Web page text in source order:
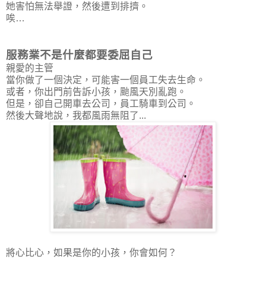
她害怕無法舉證，然後遭到排擠。
唉…
服務業不是什麼都要委屈自己
親愛的主管
當你做了一個決定，可能害一個員工失去生命。
或者，你出門前告訴小孩，颱風天別亂跑。
但是，卻自己開車去公司，員工騎車到公司。
然後大聲地說，我都風雨無阻了...
將心比心，如果是你的小孩，你會如何？